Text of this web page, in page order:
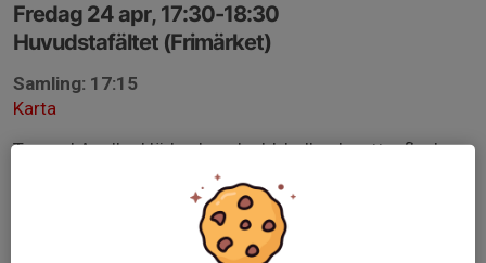
Fredag 24 apr, 17:30-18:30
Huvudstafältet (Frimärket)
Samling: 17:15
Karta
Ta med Apollonkläder, benskydd, boll och vattenflaska.